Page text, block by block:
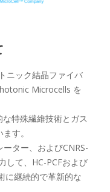
ニック結晶ファイバ
Microcells を
特殊繊維技術とガス
す。
ター、およびCNRS-
して、HC-PCFおよび
に継続的で革新的な